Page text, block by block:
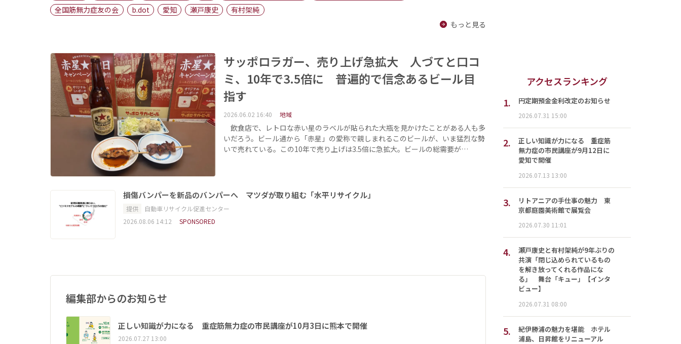
キーパーソン
全国筋無力症友の会
b.dot 愛知 瀬戸康史
有村架純
もっと見る
サッポロラガー、売り上げ急拡大 人づてと口コ
ミ、10年で3.5倍に 普遍的で信念あるビール目
指す
2026.06.02 16:40 地域
飲食店で、レトロな赤い星のラベルが貼られた大瓶を見かけたことがある人も多
いだろう。ビール通から「赤星」の愛称で親しまれるこのビールが、いま猛烈な勢
いで売れている。この10年で売り上げは3.5倍に急拡大。ビールの総需要が…
損傷バンパーを新品のバンパーへ マツダが取り組む「水平リサイクル」
提供
自動車リサイクル促進センター
2026.08.06 14:12
SPONSORED
編集部からのお知らせ
正しい知識が力になる 重症筋無力症の市民講座が10月3日に熊本で開催
2026.07.27 13:00
アクセスランキング
1.
円定期預金金利改定のお知らせ
2026.07.31 15:00
2.
正しい知識が力になる 重症筋
無力症の市民講座が9月12日に
愛知で開催
2026.07.13 13:00
3.
リトアニアの手仕事の魅力 東
京都庭園美術館で展覧会
2026.07.30 11:01
4.
瀬戸康史と有村架純が9年ぶりの
共演「閉じ込められているもの
を解き放ってくれる作品にな
る」 舞台「キュー」【インタ
ビュー】
2026.07.31 08:00
5.
紀伊勝浦の魅力を堪能 ホテル
浦島、日昇館をリニューアル